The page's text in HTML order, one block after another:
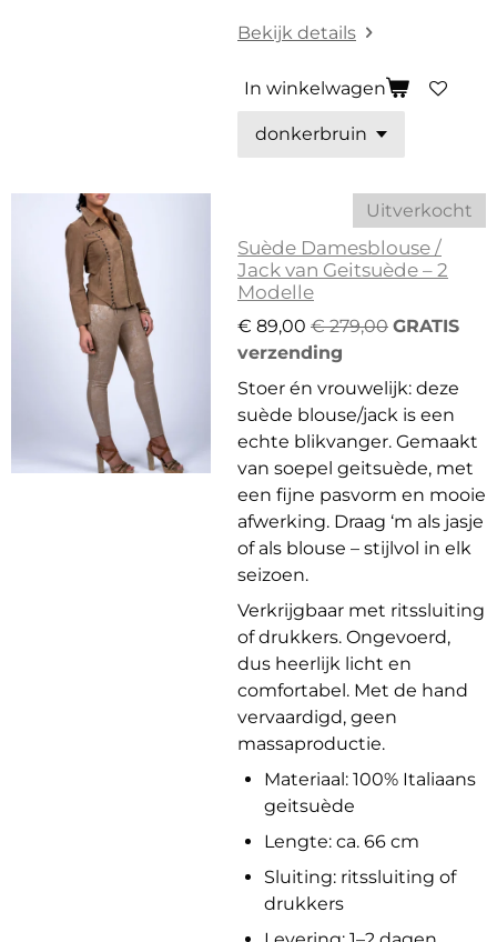
Bekijk details
In winkelwagen
Uitverkocht
Suède Damesblouse /
Jack van Geitsuède – 2
Modelle
€ 89,00 € 279,00 GRATIS
verzending
Stoer én vrouwelijk: deze
suède blouse/jack is een
echte blikvanger. Gemaakt
van soepel geitsuède, met
een fijne pasvorm en mooie
afwerking. Draag ‘m als jasje
of als blouse – stijlvol in elk
seizoen.
Verkrijgbaar met ritssluiting
of drukkers. Ongevoerd,
dus heerlijk licht en
comfortabel. Met de hand
vervaardigd, geen
massaproductie.
Materiaal: 100% Italiaans
geitsuède
Lengte: ca. 66 cm
Sluiting: ritssluiting of
drukkers